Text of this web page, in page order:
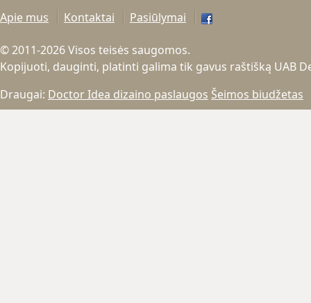
Apie mus Kontaktai Pasiūlymai
© 2011-2026 Visos teisės saugomos.
Kopijuoti, dauginti, platinti galima tik gavus raštišką UAB
Draugai: Doctor Idea dizaino paslaugos Šeimos biudžetas